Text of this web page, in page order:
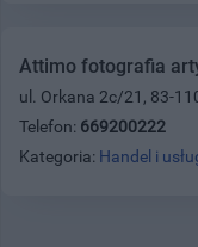
Attimo fotografia
ul. Orkana 2c/21, 83-
Telefon: 669200222
Kategoria: Handel i